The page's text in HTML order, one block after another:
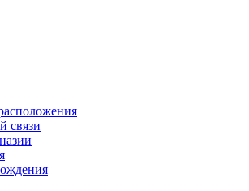
связи